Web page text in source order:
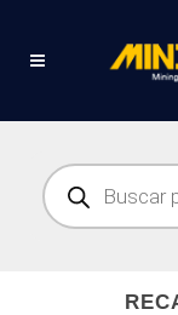
Búsqueda
de
productos